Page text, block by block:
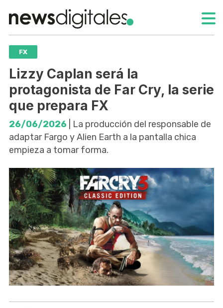
FX
Lizzy Caplan será la
protagonista de Far Cry, la serie
que prepara FX
26/06/2026 | La producción del responsable de
adaptar Fargo y Alien Earth a la pantalla chica
empieza a tomar forma.